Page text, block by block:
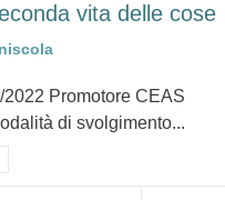
vita delle cose
Promotore CEAS
di svolgimento...
GOAL 15 - Vita sulla terra